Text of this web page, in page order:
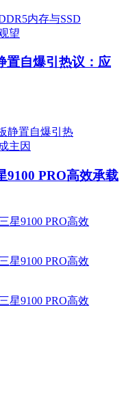
置自爆引热议：应
9100 PRO高效承载